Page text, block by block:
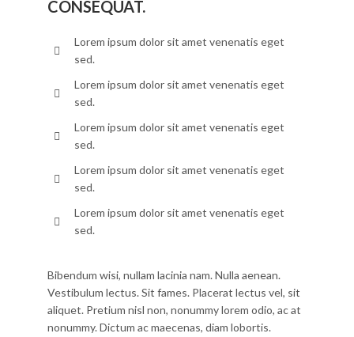
CONSEQUAT.
Lorem ipsum dolor sit amet venenatis eget
sed.
Lorem ipsum dolor sit amet venenatis eget
sed.
Lorem ipsum dolor sit amet venenatis eget
sed.
Lorem ipsum dolor sit amet venenatis eget
sed.
Lorem ipsum dolor sit amet venenatis eget
sed.
Bibendum wisi, nullam lacinia nam. Nulla aenean.
Vestibulum lectus. Sit fames. Placerat lectus vel, sit
aliquet. Pretium nisl non, nonummy lorem odio, ac at
nonummy. Dictum ac maecenas, diam lobortis.